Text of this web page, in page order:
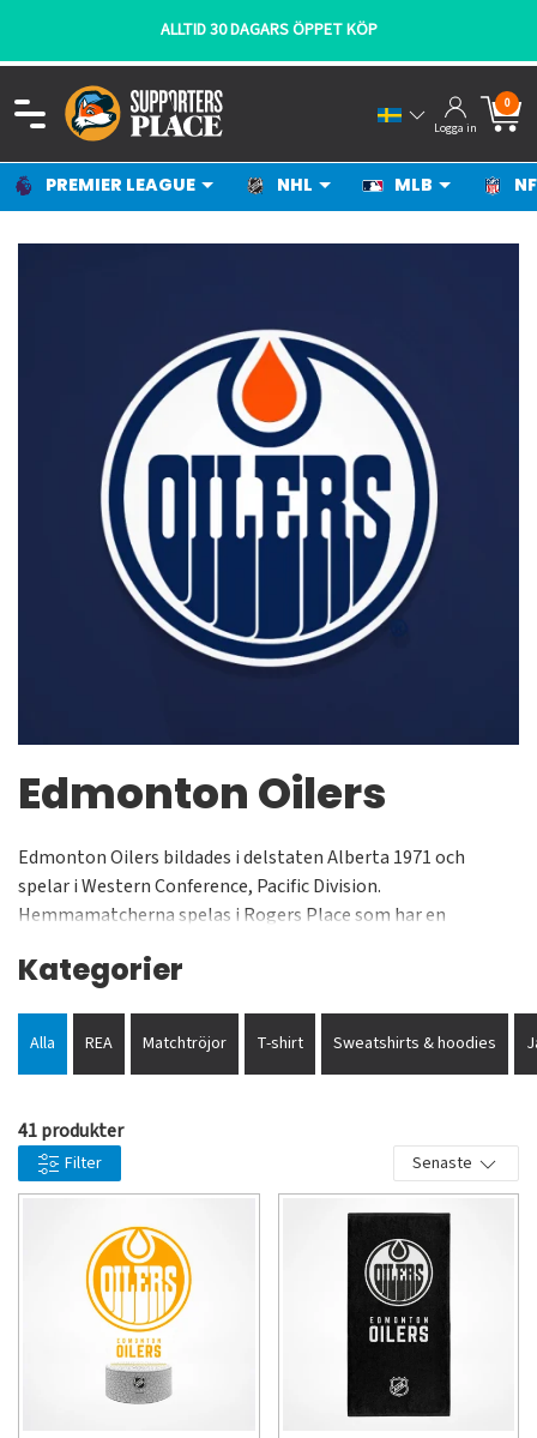
ALLTID 30 DAGARS ÖPPET KÖP
Logga in
0
PREMIER LEAGUE NHL MLB
Edmonton Oilers
Edmonton Oilers bildades i delstaten Alberta 1971 och
spelar i Western Conference, Pacific Division.
Hemmamatcherna spelas i Rogers Place som har en
vunnit Stanley Cup 5 gånger (1984, 1985, 1987, 1988 & 1990).
Mark Messier, Jari Kurri och Grant Fuhr är några av de
legender som spelat för klubben.
Kategorier
Alla REA Matchtröjor T-shirt Sweatshirts & hoodies
41 produkter
Filter Senaste